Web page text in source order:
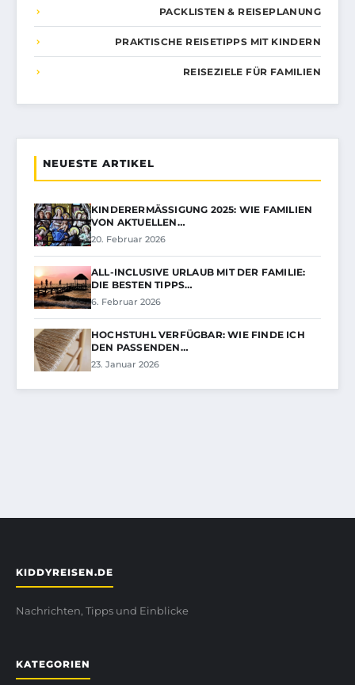
PACKLISTEN & REISEPLANUNG
PRAKTISCHE REISETIPPS MIT KINDERN
REISEZIELE FÜR FAMILIEN
NEUESTE ARTIKEL
KINDERERMÄSSIGUNG 2025: WIE FAMILIEN V
ON AKTUELLEN…
20. Februar 2026
ALL-INCLUSIVE URLAUB MIT DER FAMILIE:
DIE BESTEN TIPPS…
6. Februar 2026
HOCHSTUHL VERFÜGBAR: WIE FINDE ICH
DEN PASSENDEN…
23. Januar 2026
KIDDYREISEN.DE
Nachrichten, Tipps und Einblicke
KATEGORIEN